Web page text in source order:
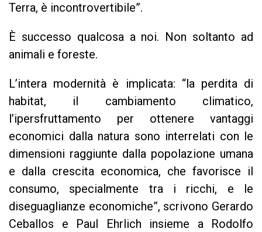
Terra, è incontrovertibile”.
È successo qualcosa a noi. Non soltanto ad
animali e foreste.
L’intera modernità è implicata: “la perdita di
habitat, il cambiamento climatico,
l’ipersfruttamento per ottenere vantaggi
economici dalla natura sono interrelati con le
dimensioni raggiunte dalla popolazione umana
e dalla crescita economica, che favorisce il
consumo, specialmente tra i ricchi, e le
diseguaglianze economiche”, scrivono Gerardo
Ceballos e Paul Ehrlich insieme a Rodolfo